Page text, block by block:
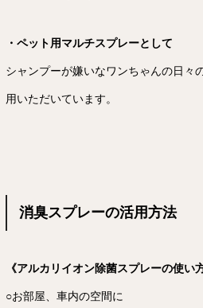
・ペット用マルチスプレーとして
シャンプーが嫌いなワンちゃんの日々
用いただいています。
消臭スプレーの活用方法
《アルカリイオン除菌スプレーの使い
○お部屋、車内の空間に